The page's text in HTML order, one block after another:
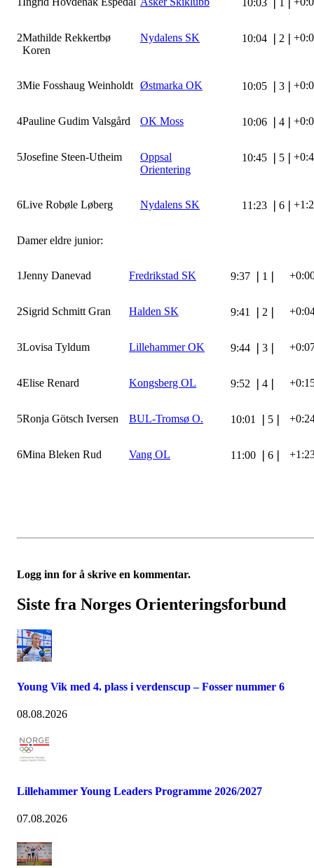
10:03
2Mathilde Rekkertbø
Koren
Nydalens SK 10:04 2
3Mie Fosshaug Weinholdt Østmarka OK 10:05 3
4Pauline Gudim Valsgård OK Moss 10:06 4
5Josefine Steen-Utheim
Oppsal
Orientering
10:45 5
6Live Robøle Løberg Nydalens SK 11:23 6
Damer eldre junior:
1Jenny Danevad Fredrikstad SK 9:37 1
2Sigrid Schmitt Gran Halden SK 9:41 2
3Lovisa Tyldum Lillehammer OK 9:44 3
4Elise Renard Kongsberg OL 9:52 4
5Ronja Götsch Iversen BUL-Tromsø O. 10:01 5
6Mina Bleken Rud Vang OL 11:00 6
Logg inn for å skrive en kommentar.
Siste fra Norges Orienteringsforbund
Young Vik med 4. plass i verdenscup – Fosser nummer 6
08.08.2026
Lillehammer Young Leaders Programme 2026/2027
07.08.2026